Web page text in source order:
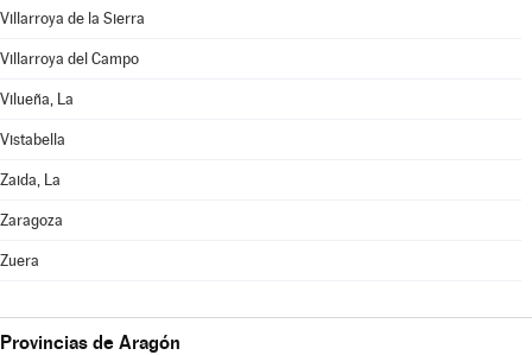
Villarroya de la Sierra
Villarroya del Campo
Vilueña, La
Vistabella
Zaida, La
Zaragoza
Zuera
Provincias de Aragón